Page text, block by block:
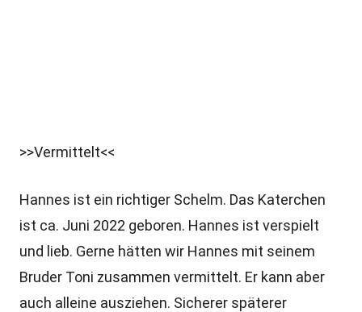
>>Vermittelt<<
Hannes ist ein richtiger Schelm. Das Katerchen
ist ca. Juni 2022 geboren. Hannes ist verspielt
und lieb. Gerne hätten wir Hannes mit seinem
Bruder Toni zusammen vermittelt. Er kann aber
auch alleine ausziehen. Sicherer späterer